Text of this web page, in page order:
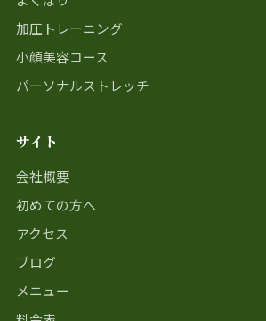
加圧トレーニング
小顔美容コース
パーソナルストレッチ
サイト
会社概要
初めての方へ
アクセス
ブログ
メニュー